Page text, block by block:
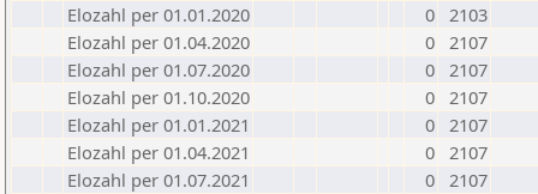
Elozahl per 01.01.2020
0 2103
Elozahl per 01.04.2020
0 2107
Elozahl per 01.07.2020
0 2107
Elozahl per 01.10.2020
0 2107
Elozahl per 01.01.2021
0 2107
Elozahl per 01.04.2021
0 2107
Elozahl per 01.07.2021
0 2107